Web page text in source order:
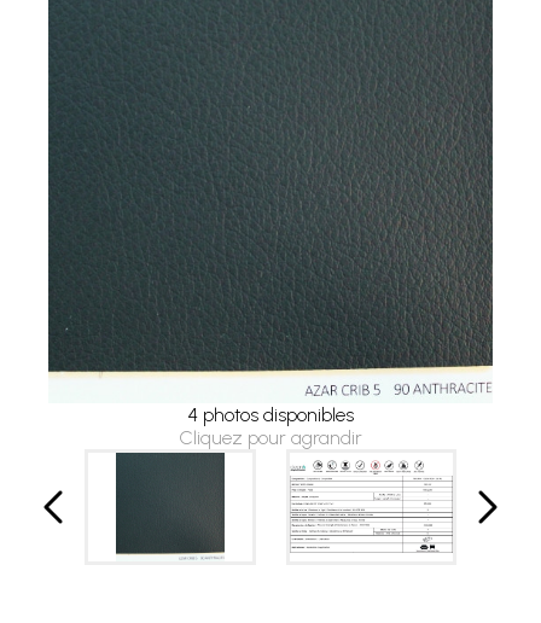
4 photos disponibles
Cliquez pour agrandir